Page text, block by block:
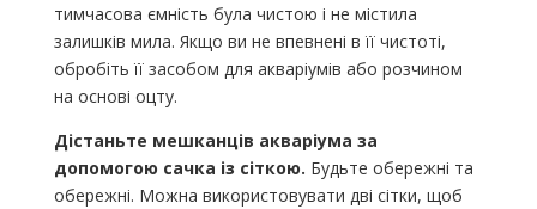
тимчасова ємність була чистою і не містила
залишків мила. Якщо ви не впевнені в її чистоті,
обробіть її засобом для акваріумів або розчином
на основі оцту.
Дістаньте мешканців акваріума за
допомогою сачка із сіткою. Будьте обережні та
обережні. Можна використовувати дві сітки, щоб